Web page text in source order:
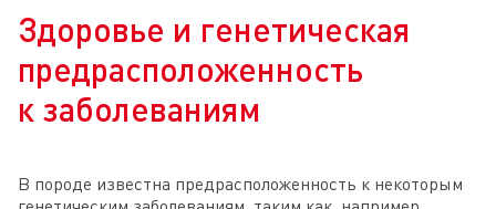
Здоровье и генетическая
предрасположенность
к заболеваниям
В породе известна предрасположенность к некоторым